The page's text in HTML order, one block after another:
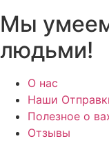
Мы
людьми!
О нас
Наши
Полезное о
Отзывы